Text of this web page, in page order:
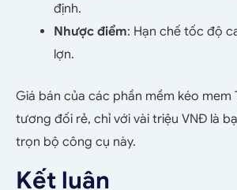
định.
Nhược điểm: Hạn chế tốc độ
lợn.
Giá bán của các phần mềm kéo mem
tương đối rẻ, chỉ với vài triệu VNĐ là
trọn bộ công cụ này.
Kết luận